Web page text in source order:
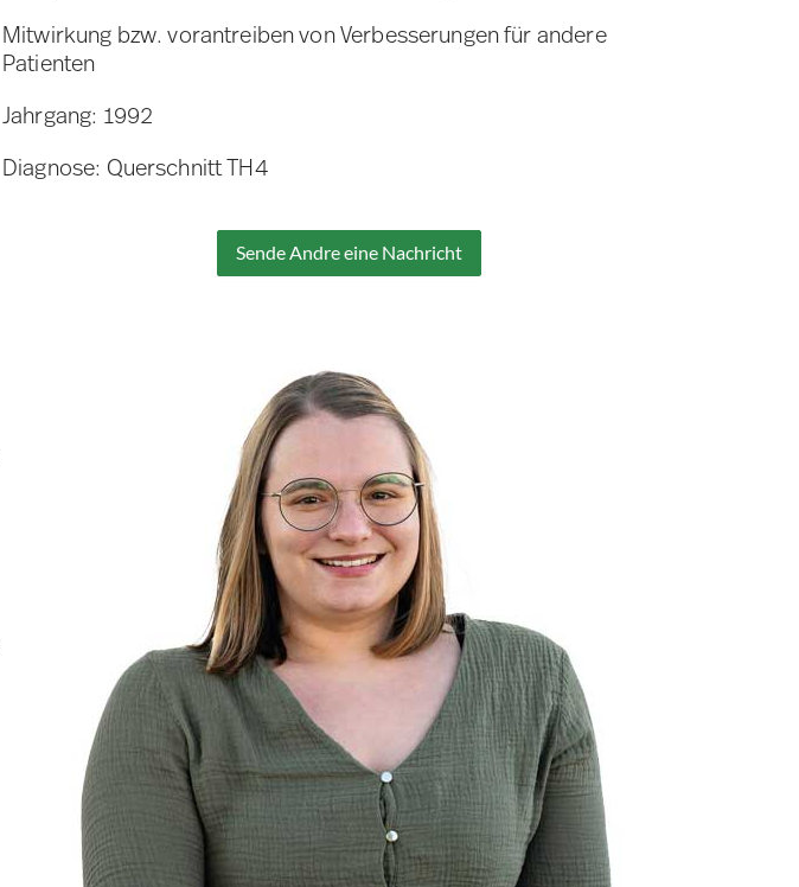
Mitwirkung bzw. vorantreiben von Verbesserungen für andere
Patienten
Jahrgang: 1992
Diagnose: Querschnitt TH4
Sende Andre eine Nachricht